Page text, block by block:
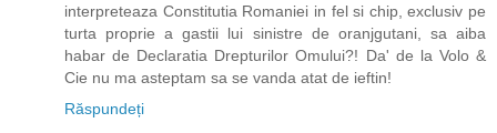
interpreteaza Constitutia Romaniei in fel si chip, exclusiv pe
turta proprie a gastii lui sinistre de oranjgutani, sa aiba
habar de Declaratia Drepturilor Omului?! Da' de la Volo &
Cie nu ma asteptam sa se vanda atat de ieftin!
Răspundeți